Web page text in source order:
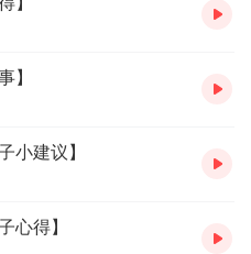
】
小建议】
心得】